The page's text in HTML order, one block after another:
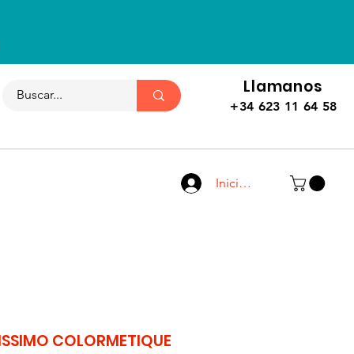
Llamanos
+34 623 11 64 58
Iniciar sesión
COLORMETIQUE